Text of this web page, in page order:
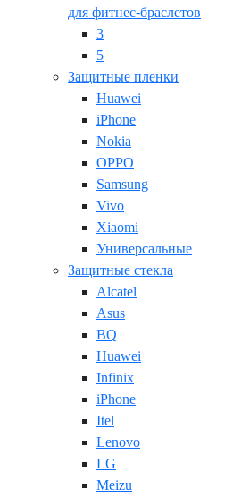
для фитнес-браслетов
3
5
Защитные пленки
Huawei
iPhone
Nokia
OPPO
Samsung
Vivo
Xiaomi
Универсальные
Защитные стекла
Alcatel
Asus
BQ
Huawei
Infinix
iPhone
Itel
Lenovo
LG
Meizu